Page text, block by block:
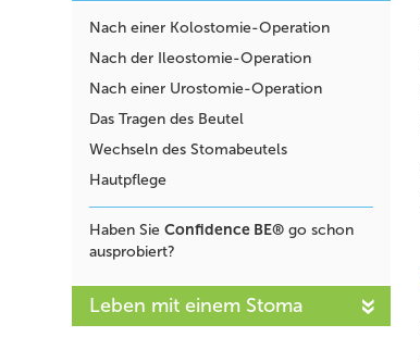
Nach einer Kolostomie-Operation
Nach der Ileostomie-Operation
Nach einer Urostomie-Operation
Das Tragen des Beutel
Wechseln des Stomabeutels
Hautpflege
Haben Sie Confidence BE® go schon
ausprobiert?
Leben mit einem Stoma